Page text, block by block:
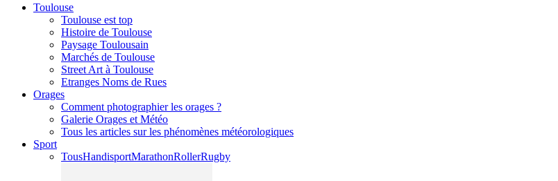
Toulouse
Toulouse est top
Histoire de Toulouse
Paysage Toulousain
Marchés de Toulouse
Street Art à Toulouse
Etranges Noms de Rues
Orages
Comment photographier les orages ?
Galerie Orages et Météo
Tous les articles sur les phénomènes météorologiques
Sport
TousHandisportMarathonRollerRugby